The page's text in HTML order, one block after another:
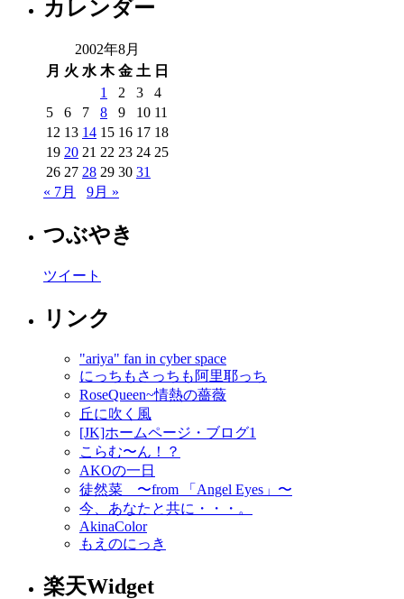
カレンダー
2002年8月
月 火 水 木 金 土 日
1
2 3
4
5
6 7 8 9 10 11
12 13 14 15 16 17 18
19 20 21 22 23 24 25
26 27 28 29 30 31
« 7月
9月 »
つぶやき
ツイート
リンク
"ariya" fan in cyber space
にっちもさっちも阿里耶っち
RoseQueen~情熱の薔薇
丘に吹く風
[JK]ホームページ・ブログ1
こらむ〜ん！？
AKOの一日
徒然菜 〜from 「Angel Eyes」〜
今、あなたと共に・・・。
AkinaColor
もえのにっき
楽天Widget